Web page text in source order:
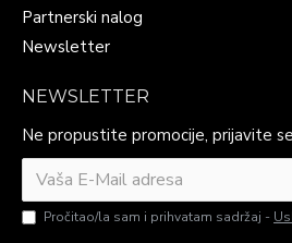
Partnerski nalog
Newsletter
NEWSLETTER
Ne propustite promocije, prijavite
Pročitao/la sam i prihvatam sadržaj -